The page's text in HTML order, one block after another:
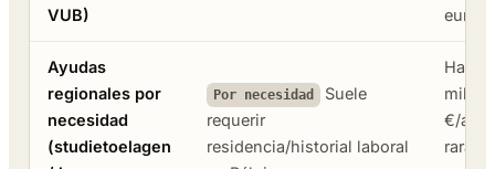
VUB)
euros
Ayudas
regionales por
necesidad
(studietoelagen
Por necesidad
Suele
requerir
residencia/historial laboral
Hasta
miles
€/